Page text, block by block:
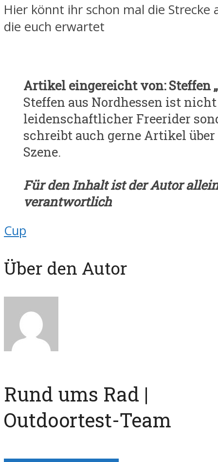
Hier könnt ihr schon mal die Strecke
die euch erwartet
Artikel eingereicht von: Steffen
Steffen aus Nordhessen ist
leidenschaftlicher Freerider
schreibt auch gerne Artikel
Szene.
Für den Inhalt ist der Autor
verantwortlich
Cup
Über den Autor
Rund ums Rad |
Outdoortest-Team